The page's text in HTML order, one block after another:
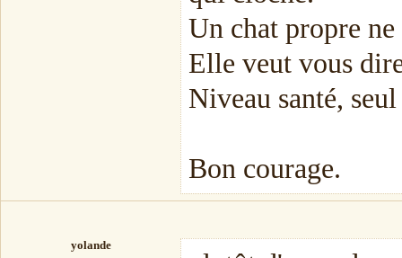
Un chat propre
Elle veut vous
Niveau santé,
Bon courage.
yolande